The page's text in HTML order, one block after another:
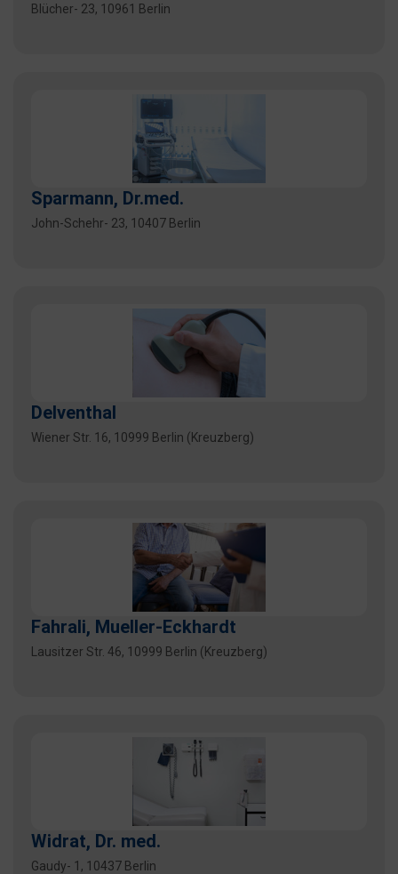
Blücher- 23, 10961 Berlin
Sparmann, Dr.med.
John-Schehr- 23, 10407 Berlin
Delventhal
Wiener Str. 16, 10999 Berlin (Kreuzberg)
Fahrali, Mueller-Eckhardt
Lausitzer Str. 46, 10999 Berlin (Kreuzberg)
Widrat, Dr. med.
Gaudy- 1, 10437 Berlin